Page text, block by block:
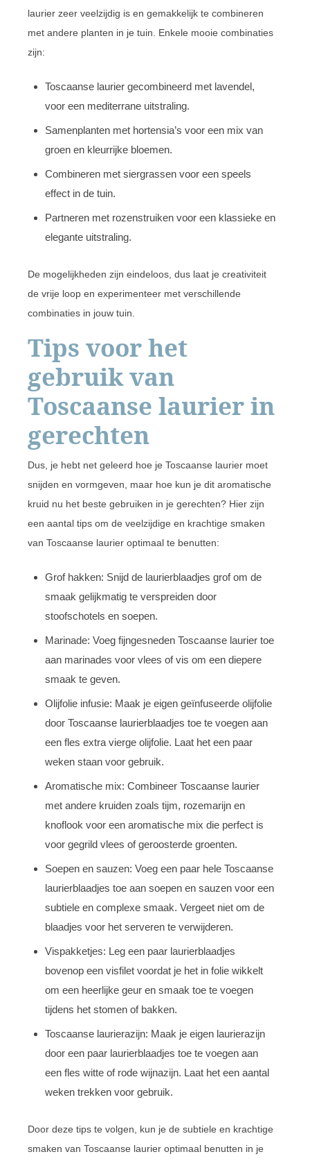
laurier zeer veelzijdig is en gemakkelijk te combineren
met andere planten in je tuin. Enkele mooie combinaties
zijn:
Toscaanse laurier gecombineerd met lavendel,
voor een mediterrane uitstraling.
Samenplanten met hortensia’s voor een mix van
groen en kleurrijke bloemen.
Combineren met siergrassen voor een speels
effect in de tuin.
Partneren met rozenstruiken voor een klassieke en
elegante uitstraling.
De mogelijkheden zijn eindeloos, dus laat je creativiteit
de vrije loop en experimenteer met verschillende
combinaties in jouw tuin.
Tips voor het
gebruik van
Toscaanse laurier in
gerechten
Dus, je hebt net geleerd hoe je Toscaanse laurier moet
snijden en vormgeven, maar hoe kun je dit aromatische
kruid nu het beste gebruiken in je gerechten? Hier zijn
een aantal tips om de veelzijdige en krachtige smaken
van Toscaanse laurier optimaal te benutten:
Grof hakken: Snijd de laurierblaadjes grof om de
smaak gelijkmatig te verspreiden door
stoofschotels en soepen.
Marinade: Voeg fijngesneden Toscaanse laurier toe
aan marinades voor vlees of vis om een diepere
smaak te geven.
Olijfolie infusie: Maak je eigen geïnfuseerde olijfolie
door Toscaanse laurierblaadjes toe te voegen aan
een fles extra vierge olijfolie. Laat het een paar
weken staan voor gebruik.
Aromatische mix: Combineer Toscaanse laurier
met andere kruiden zoals tijm, rozemarijn en
knoflook voor een aromatische mix die perfect is
voor gegrild vlees of geroosterde groenten.
Soepen en sauzen: Voeg een paar hele Toscaanse
laurierblaadjes toe aan soepen en sauzen voor een
subtiele en complexe smaak. Vergeet niet om de
blaadjes voor het serveren te verwijderen.
Vispakketjes: Leg een paar laurierblaadjes
bovenop een visfilet voordat je het in folie wikkelt
om een heerlijke geur en smaak toe te voegen
tijdens het stomen of bakken.
Toscaanse laurierazijn: Maak je eigen laurierazijn
door een paar laurierblaadjes toe te voegen aan
een fles witte of rode wijnazijn. Laat het een aantal
weken trekken voor gebruik.
Door deze tips te volgen, kun je de subtiele en krachtige
smaken van Toscaanse laurier optimaal benutten in je